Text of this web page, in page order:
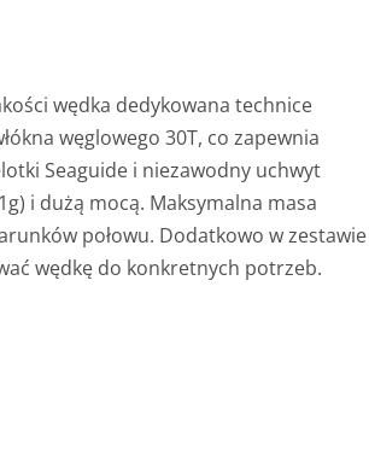
wędka dedykowana technice
węglowego 30T, co zapewnia
Seaguide i niezawodny uchwyt
i dużą mocą. Maksymalna masa
połowu. Dodatkowo w zestawie
wędkę do konkretnych potrzeb.